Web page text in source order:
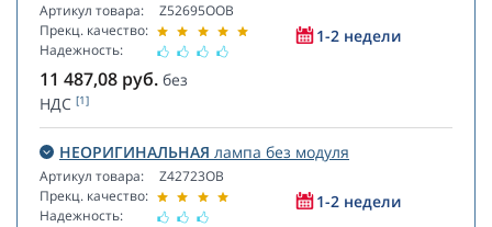
Артикул товара:
Прекц. качество:
Надежность:
Z52695OOB
1-2 недели
11 487,08 руб. без
НДС [1]
НЕОРИГИНАЛЬНАЯ лампа без модуля
Артикул товара:
Прекц. качество:
Надежность:
Z42723OB
1-2 недели